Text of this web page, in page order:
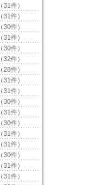
（31件）
（31件）
（30件）
（31件）
（30件）
（32件）
（28件）
（31件）
（31件）
（30件）
（31件）
（30件）
（31件）
（31件）
（30件）
（31件）
（31件）